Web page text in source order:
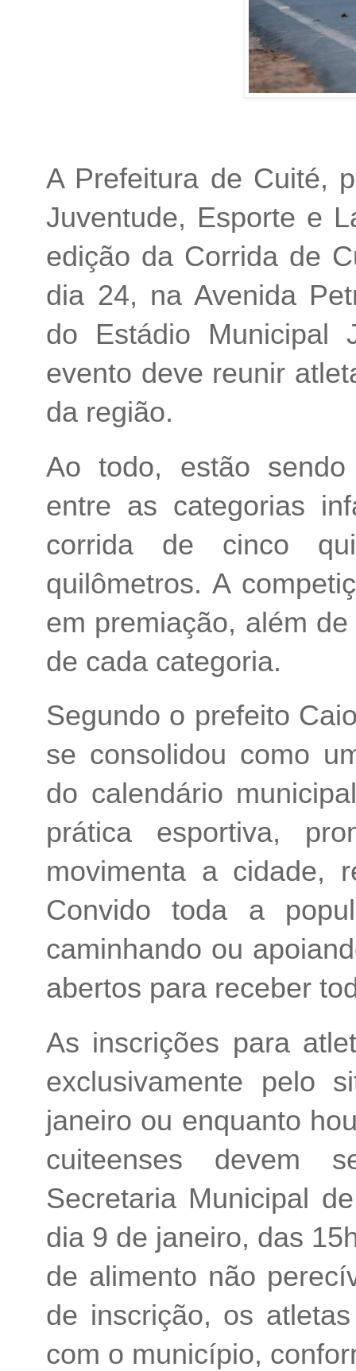
A Prefeitura de Cuité,
Juventude, Esporte e
edição da Corrida de
dia 24, na Avenida
do Estádio Municipal
evento deve reunir
da região.
Ao todo, estão
entre as categorias
corrida de cinco
quilômetros. A
em premiação, além
de cada categoria.
Segundo o prefeito
se consolidou como
do calendário
prática esportiva,
movimenta a cidade,
Convido toda a
caminhando ou
abertos para receber
As inscrições para
exclusivamente pelo
janeiro ou enquanto
cuiteenses devem
Secretaria Municipal
dia 9 de janeiro, das
de alimento não
de inscrição, os
com o município,